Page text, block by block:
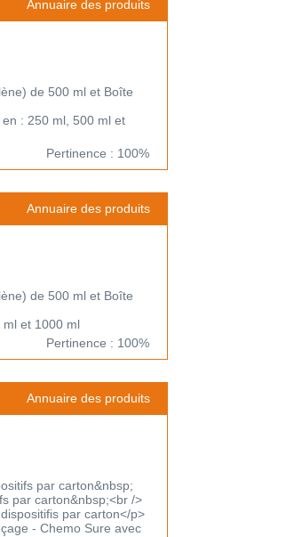
Annuaire des produits
de 500 ml et Boîte
: 250 ml, 500 ml et
Pertinence : 100%
Annuaire des produits
de 500 ml et Boîte
ml et 1000 ml
Pertinence : 100%
Annuaire des produits
par carton&nbsp;
par carton&nbsp;<br />
par carton</p>
- Chemo Sure avec